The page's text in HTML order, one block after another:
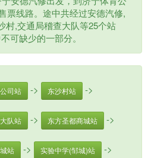
票线路。途中共经过安德汽修,
村,交通局稽查大队等25个站
可缺少的一部分。
司站 -> 东沙村站 ->
队站 -> 东方圣都商城站 ->
站 -> 实验中学(邹城)站 ->